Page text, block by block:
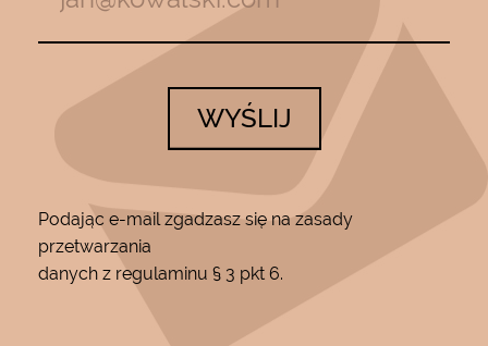
WYŚLIJ
Podając e-mail zgadzasz się na zasady
przetwarzania
danych z regulaminu § 3 pkt 6.